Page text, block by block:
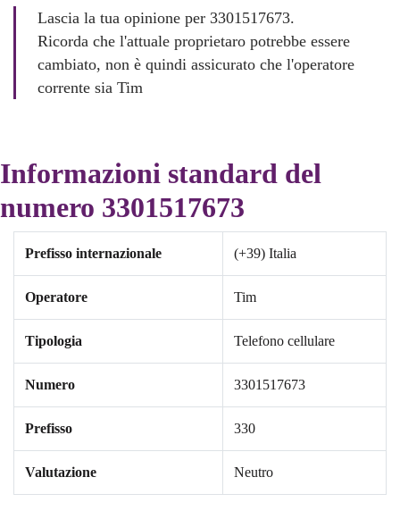
Lascia la tua opinione per 3301517673.
Ricorda che l'attuale proprietaro potrebbe essere
cambiato, non è quindi assicurato che l'operatore
corrente sia Tim
Informazioni standard del
numero 3301517673
Prefisso internazionale (+39) Italia
Operatore Tim
Tipologia Telefono cellulare
Numero 3301517673
Prefisso 330
Valutazione Neutro